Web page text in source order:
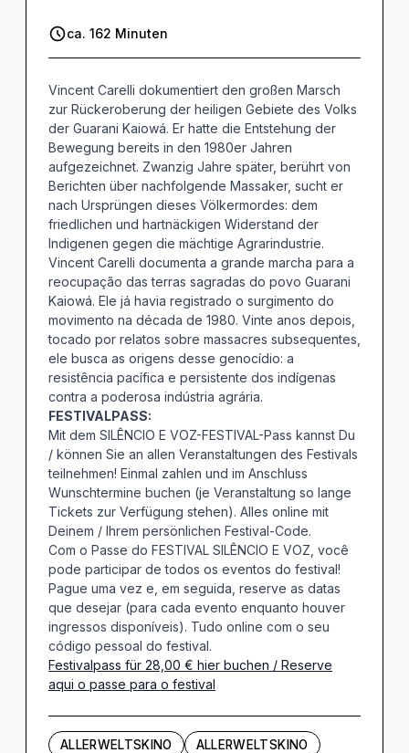
ca. 162 Minuten
Vincent Carelli dokumentiert den großen Marsch
zur Rückeroberung der heiligen Gebiete des Volks
der Guarani Kaiowá. Er hatte die Entstehung der
Bewegung bereits in den 1980er Jahren
aufgezeichnet. Zwanzig Jahre später, berührt von
Berichten über nachfolgende Massaker, sucht er
nach Ursprüngen dieses Völkermordes: dem
friedlichen und hartnäckigen Widerstand der
Indigenen gegen die mächtige Agrarindustrie.
Vincent Carelli documenta a grande marcha para a
reocupação das terras sagradas do povo Guarani
Kaiowá. Ele já havia registrado o surgimento do
movimento na década de 1980. Vinte anos depois,
tocado por relatos sobre massacres subsequentes,
ele busca as origens desse genocídio: a
resistência pacífica e persistente dos indígenas
contra a poderosa indústria agrária.
FESTIVALPASS:
Mit dem SILÊNCIO E VOZ-FESTIVAL-Pass kannst Du
/ können Sie an allen Veranstaltungen des Festivals
teilnehmen! Einmal zahlen und im Anschluss
Wunschtermine buchen (je Veranstaltung so lange
Tickets zur Verfügung stehen). Alles online mit
Deinem / Ihrem persönlichen Festival-Code.
Com o Passe do FESTIVAL SILÊNCIO E VOZ, você
pode participar de todos os eventos do festival!
Pague uma vez e, em seguida, reserve as datas
que desejar (para cada evento enquanto houver
ingressos disponíveis). Tudo online com o seu
código pessoal do festival.
Festivalpass für 28,00 € hier buchen / Reserve
aqui o passe para o festival
ALLERWELTSKINO
ALLERWELTSKINO